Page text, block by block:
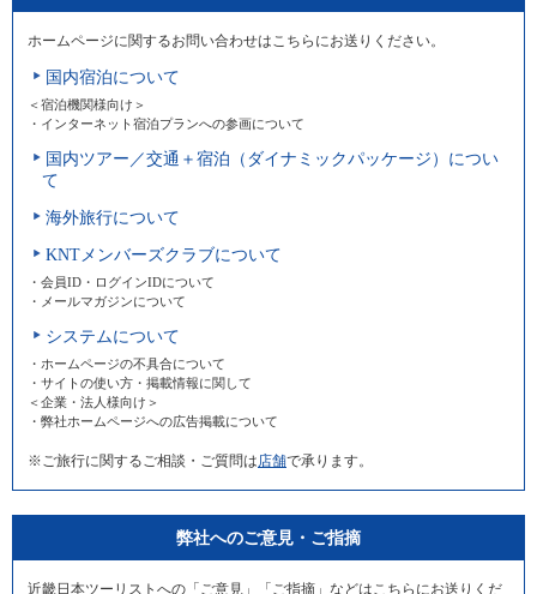
ホームページに関するお問い合わせはこちらにお送りください。
国内宿泊について
＜宿泊機関様向け＞
・インターネット宿泊プランへの参画について
国内ツアー／交通＋宿泊（ダイナミックパッケージ）につい
て
海外旅行について
KNTメンバーズクラブについて
・会員ID・ログインIDについて
・メールマガジンについて
システムについて
・ホームページの不具合について
・サイトの使い方・掲載情報に関して
＜企業・法人様向け＞
・弊社ホームページへの広告掲載について
※ご旅行に関するご相談・ご質問は 店舗で承ります。
弊社へのご意見・ご指摘
近畿日本ツーリストへの「ご意見」「ご指摘」などはこちらにお送りくだ